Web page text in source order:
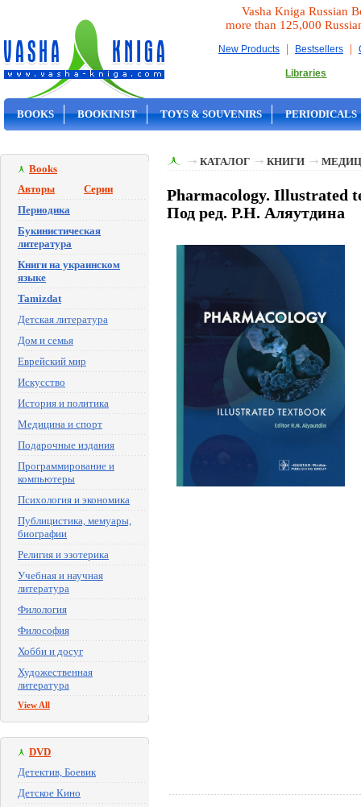
Vasha Kniga Russian
more than 125,000
New Products | Bestsellers |
Libraries
BOOKS BOOKINIST TOYS & SOUVENIRS PERIODICALS
Books
Авторы
Серии
Периодика
Букинистическая
литература
Книги на украинском
языке
Tamizdat
Детская литература
Дом и семья
Еврейский мир
Искусство
История и политика
Медицина и спорт
Подарочные издания
Программирование и
компьютеры
Психология и экономика
Публицистика, мемуары,
биографии
Религия и эзотерика
Учебная и научная
литература
Филология
Философия
Хобби и досуг
Художественная
литература
View All
DVD
Детектив, Боевик
Детское Кино
КАТАЛОГ КНИГИ
Pharmacology. Illustrated
Под ред. Р.Н. Аляутдина